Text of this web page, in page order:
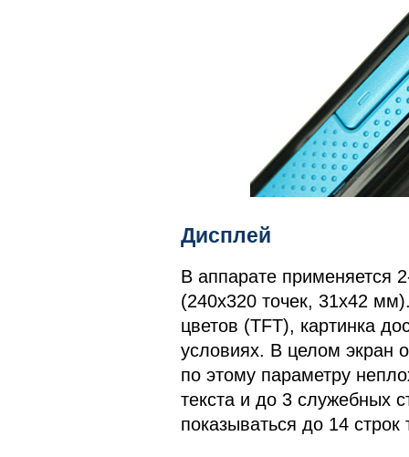
Дисплей
В аппарате применяется
(240х320 точек, 31х42
цветов (TFT), картинка
условиях. В целом экран
по этому параметру
текста и до 3 служебных
показываться до 14